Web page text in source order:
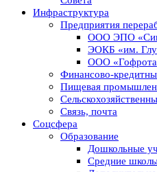
Инфраструктура
Предприятия
ООО ЭПО
ЭОКБ «им.
ООО
Финансово-
Пищевая
Связь, почта
Соцсфера
Образование
Дошкольные
Средние